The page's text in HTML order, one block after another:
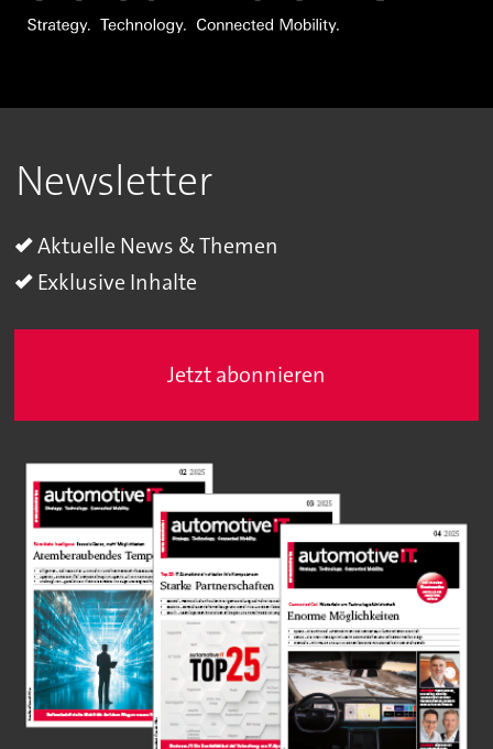
Newsletter
Aktuelle News & Themen
Exklusive Inhalte
Jetzt abonnieren